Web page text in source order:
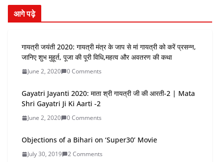
आगे पढ़े
गायत्री जयंती 2020: गायत्री मंत्र के जाप से मां गायत्री को करें प्रसन्न,
जानिए शुभ मुहूर्त, पूजा की पूरी विधि,महत्व और अवतरण की कथा
June 2, 2020 0 Comments
Gayatri Jayanti 2020: माता श्री गायत्री जी की आरती-2 | Mata
Shri Gayatri Ji Ki Aarti -2
June 2, 2020 0 Comments
Objections of a Bihari on ‘Super30’ Movie
July 30, 2019 2 Comments